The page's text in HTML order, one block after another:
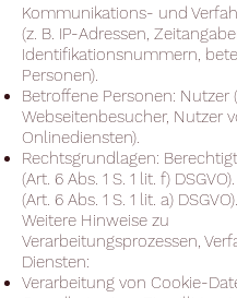
Kommunikations- und
(z. B. IP-Adressen,
Identifikationsnummern,
Personen).
Betroffene Personen: Nutzer
Webseitenbesucher, Nutzer
Onlinediensten).
Rechtsgrundlagen:
(Art. 6 Abs. 1 S. 1 lit. f)
(Art. 6 Abs. 1 S. 1 lit. a) DSGVO).
Weitere Hinweise zu
Verarbeitungsprozessen,
Diensten:
Verarbeitung von Cookie-